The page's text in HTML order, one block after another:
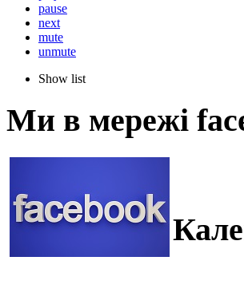
pause
next
mute
unmute
Show list
Ми в мережі